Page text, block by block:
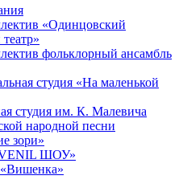
«Одинцовский
фольклорный ансамбль
студия «На маленькой
студия им. К. Малевича
народной песни
зори»
ШОУ»